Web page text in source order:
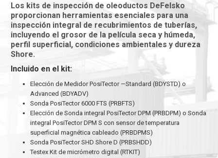
Los kits de inspección de oleoductos DeFelsko
proporcionan herramientas esenciales para una
inspección integral de recubrimientos de tuberías,
incluyendo el grosor de la película seca y húmeda,
perfil superficial, condiciones ambientales y dureza
Shore.
Incluido en el kit:
Elección de Medidor PosiTector —Standard (BDYSTD) o
Advanced (BDYADV)
Sonda PosiTector 6000 FTS (PRBFTS)
Elección de Sonda integral PosiTector DPM (PRBDPM) o Sonda
integral PosiTector DPM S con sensor de temperatura
superficial magnética cableado (PRBDPMS)
Sonda PosiTector SHD Shore D (PRBSHDD)
Testex Kit de micrómetro digital (RTKIT)